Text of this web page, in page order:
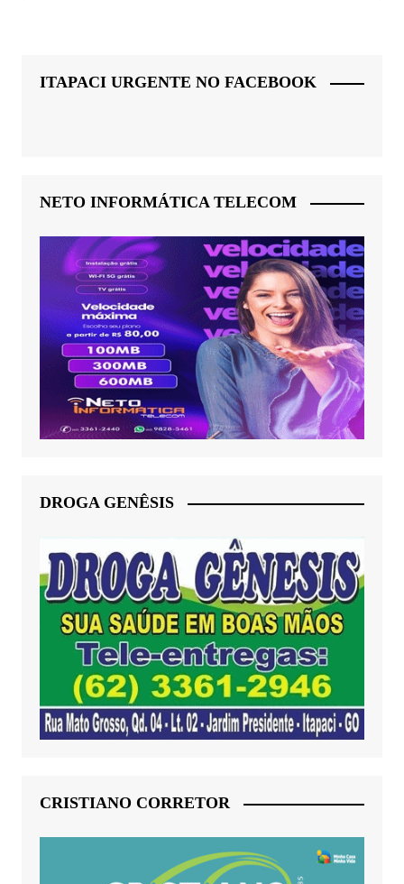
ITAPACI URGENTE NO FACEBOOK
NETO INFORMÁTICA TELECOM
DROGA GENÊSIS
CRISTIANO CORRETOR